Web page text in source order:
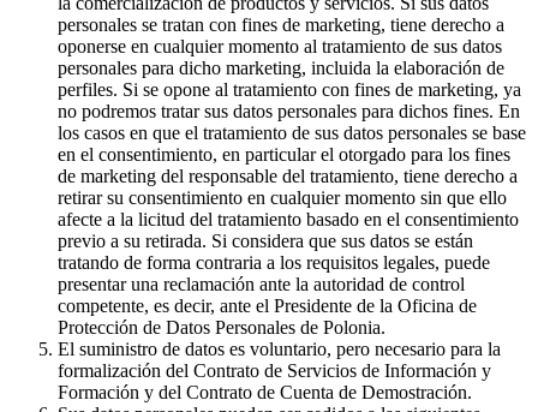
personales se tratan con fines de marketing, tiene derecho a
oponerse en cualquier momento al tratamiento de sus datos
personales para dicho marketing, incluida la elaboración de
perfiles. Si se opone al tratamiento con fines de marketing, ya
no podremos tratar sus datos personales para dichos fines. En
los casos en que el tratamiento de sus datos personales se base
en el consentimiento, en particular el otorgado para los fines
de marketing del responsable del tratamiento, tiene derecho a
retirar su consentimiento en cualquier momento sin que ello
afecte a la licitud del tratamiento basado en el consentimiento
previo a su retirada. Si considera que sus datos se están
tratando de forma contraria a los requisitos legales, puede
presentar una reclamación ante la autoridad de control
competente, es decir, ante el Presidente de la Oficina de
Protección de Datos Personales de Polonia.
El suministro de datos es voluntario, pero necesario para la
formalización del Contrato de Servicios de Información y
Formación y del Contrato de Cuenta de Demostración.